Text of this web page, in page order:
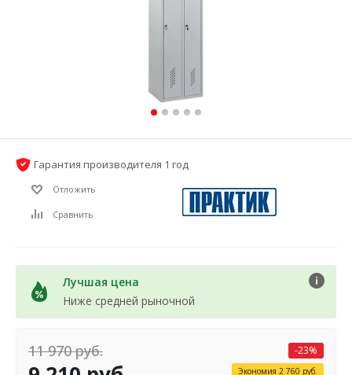
Гарантия производителя 1 год
Отложить
Сравнить
Лучшая цена
Ниже средней рыночной
11 970руб. -23%
Экономия 2 760 руб.